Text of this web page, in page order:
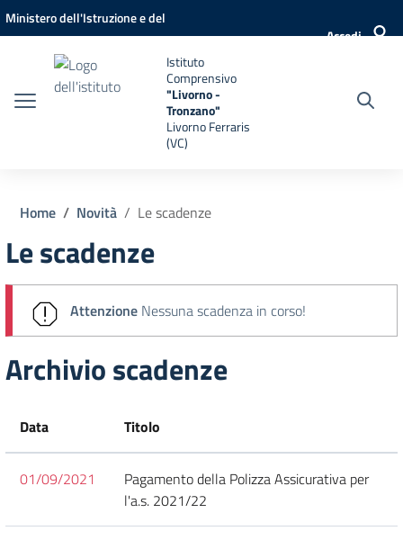
Vai ai contenuti
Vai al menu di navigazione
Vai al footer
Ministero dell'Istruzione e del
Accedi
Istituto
Comprensivo
"Livorno -
Tronzano"
Livorno Ferraris
(VC)
Home Novità Le scadenze
Le scadenze
Attenzione Nessuna scadenza in corso!
Archivio scadenze
Data Titolo
01/09/2021
Pagamento della Polizza Assicurativa per
l'a.s. 2021/22